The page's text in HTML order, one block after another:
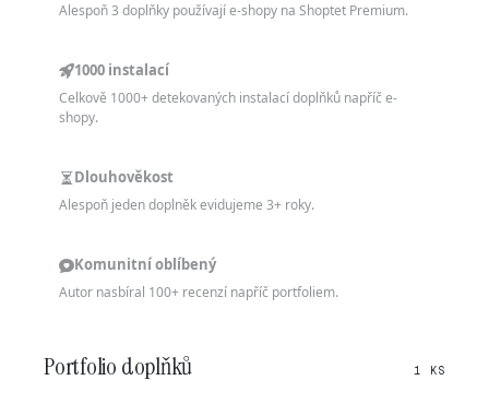
Alespoň 3 doplňky používají e-shopy na Shoptet Premium.
1000 instalací
Celkově 1000+ detekovaných instalací doplňků napříč e-
shopy.
Dlouhověkost
Alespoň jeden doplněk evidujeme 3+ roky.
Komunitní oblíbený
Autor nasbíral 100+ recenzí napříč portfoliem.
Portfolio doplňků 1 KS